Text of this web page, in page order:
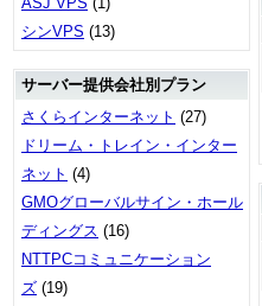
シンVPS (13)
サーバー提供会社別プラン
さくらインターネット (27)
ドリーム・トレイン・インター
ネット (4)
GMOグローバルサイン・ホール
ディングス (16)
NTTPCコミュニケーション
ズ (19)